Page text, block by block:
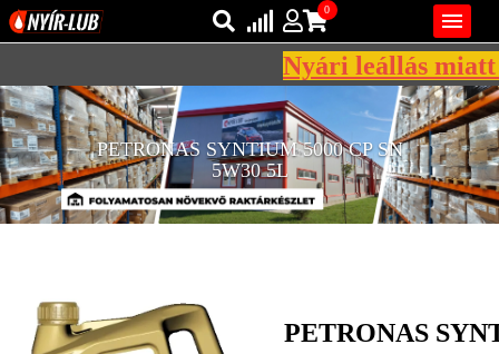
REGISZTRÁCIÓ
IPARI
KENŐANYAGOK

Bejelentkezés
Regisztráció
0
AZ ÖN KOSARA ÜRES
Nyári leállás miatt
PETRONAS SYNTIUM 5000 CP SN
5W30 5L
PETRONAS